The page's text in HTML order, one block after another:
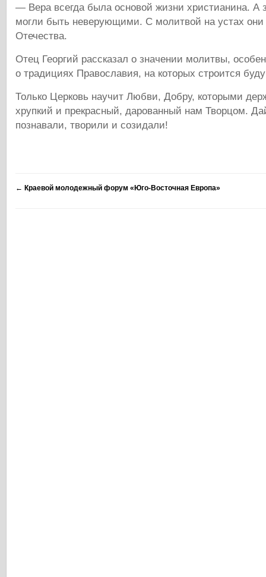
— Вера всегда была основой жизни христианина. А
могли быть неверующими. С молитвой на устах они
Отечества.
Отец Георгий рассказал о значении молитвы,
о традициях Православия, на которых строится
Только Церковь научит Любви, Добру, которыми
хрупкий и прекрасный, дарованный нам Творцом.
познавали, творили и созидали!
← Краевой молодежный форум «Юго-Восточная Европа»